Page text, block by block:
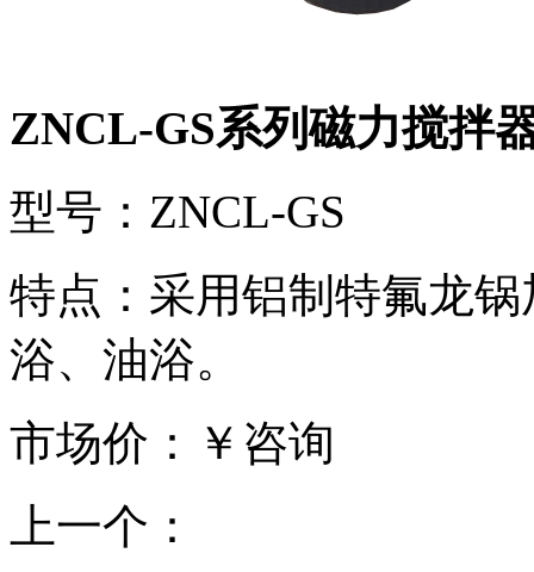
ZNCL-GS系列磁力搅拌
型号：ZNCL-GS
特点：采用铝制特氟龙
浴、油浴。
市场价：￥咨询
上一个：